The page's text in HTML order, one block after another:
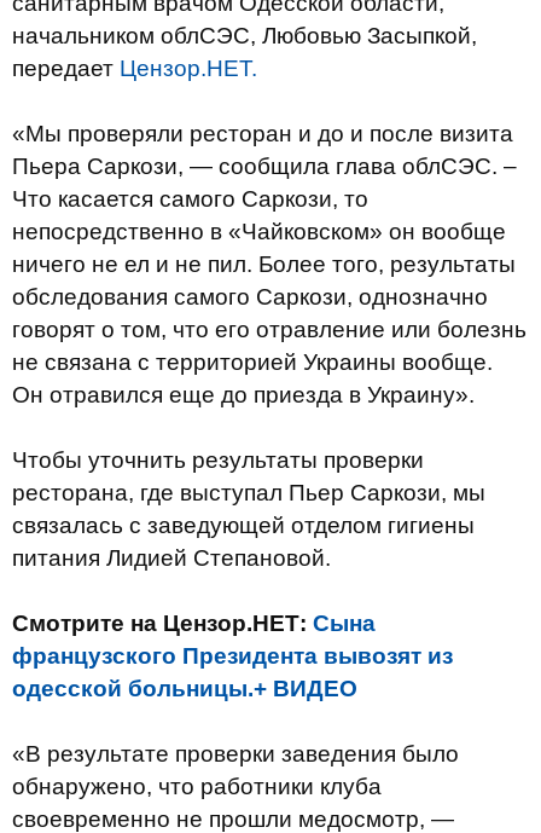
начальником облСЭС, Любовью Засыпкой,
передает Цензор.НЕТ.
«Мы проверяли ресторан и до и после визита
Пьера Саркози, — сообщила глава облСЭС. –
Что касается самого Саркози, то
непосредственно в «Чайковском» он вообще
ничего не ел и не пил. Более того, результаты
обследования самого Саркози, однозначно
говорят о том, что его отравление или болезнь
не связана с территорией Украины вообще.
Он отравился еще до приезда в Украину».
Чтобы уточнить результаты проверки
ресторана, где выступал Пьер Саркози, мы
связалась с заведующей отделом гигиены
питания Лидией Степановой.
Смотрите на Цензор.НЕТ: Сына
французского Президента вывозят из
одесской больницы.+ ВИДЕО
«В результате проверки заведения было
обнаружено, что работники клуба
своевременно не прошли медосмотр, —